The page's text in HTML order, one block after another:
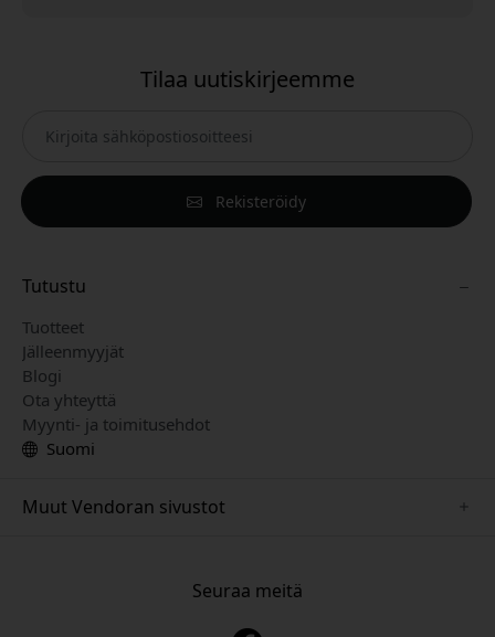
Tilaa uutiskirjeemme
Rekisteröidy
Tutustu
Tuotteet
Jälleenmyyjät
Blogi
Ota yhteyttä
Myynti- ja toimitusehdot
Suomi
Muut Vendoran sivustot
Seuraa meitä